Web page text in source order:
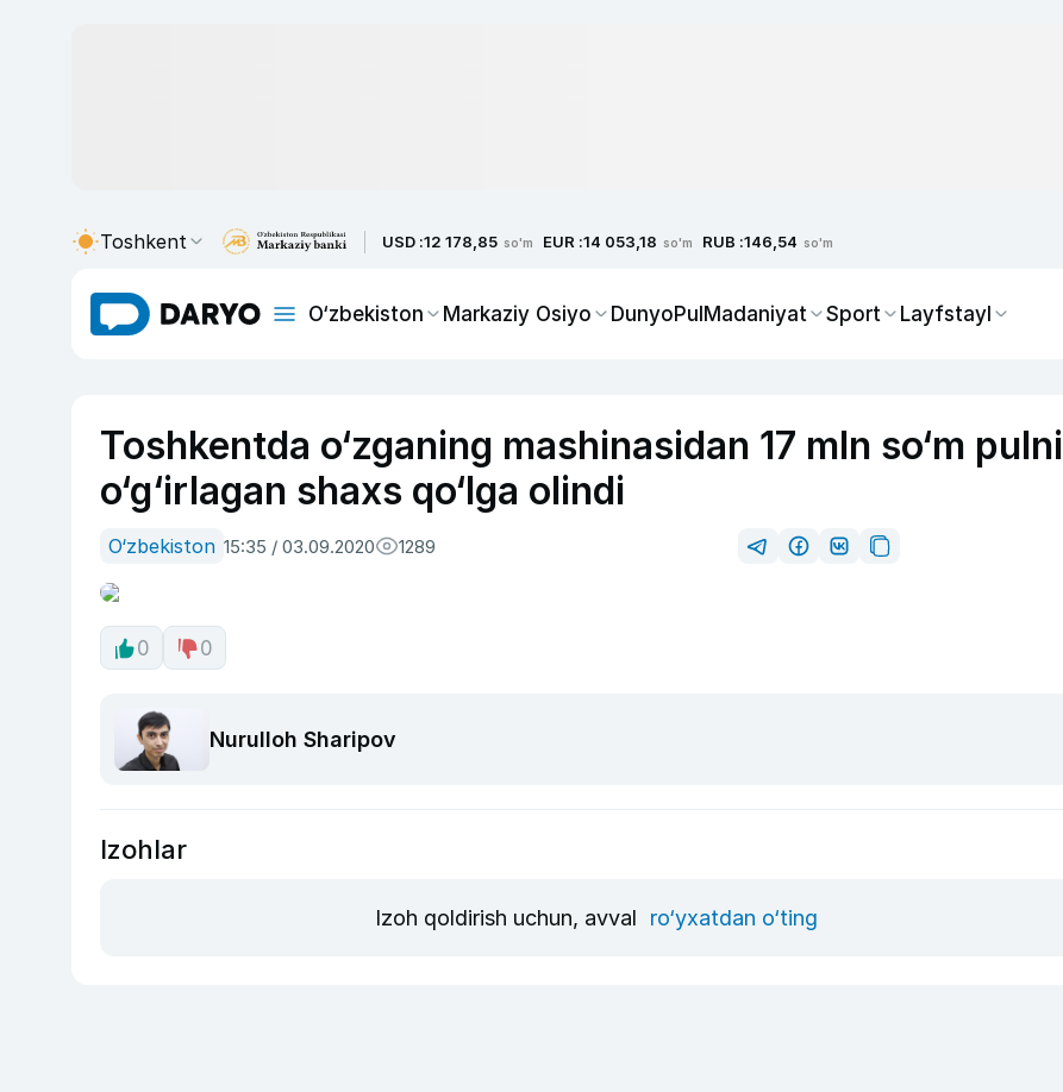
Toshkent USD :12 178,85 so'm EUR :14 053,18 so'm RUB :146,54 so'm
O‘zbekiston Markaziy Osiyo DunyoPulMadaniyat Sport Layfstayl
Toshkentda o‘zganing mashinasidan 17 mln so‘m pulni
o‘g‘irlagan shaxs qo‘lga olindi
O‘zbekiston 15:35 / 03.09.2020 1289
0 0
Nurulloh Sharipov
Izohlar
Izoh qoldirish uchun, avval ro‘yxatdan o‘ting